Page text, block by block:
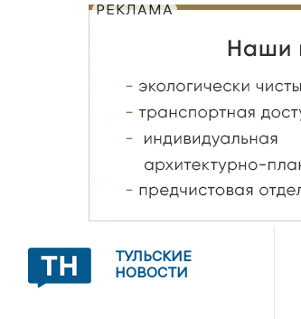
РЕКЛАМА
ТУЛЬСКИЕ
НОВОСТИ